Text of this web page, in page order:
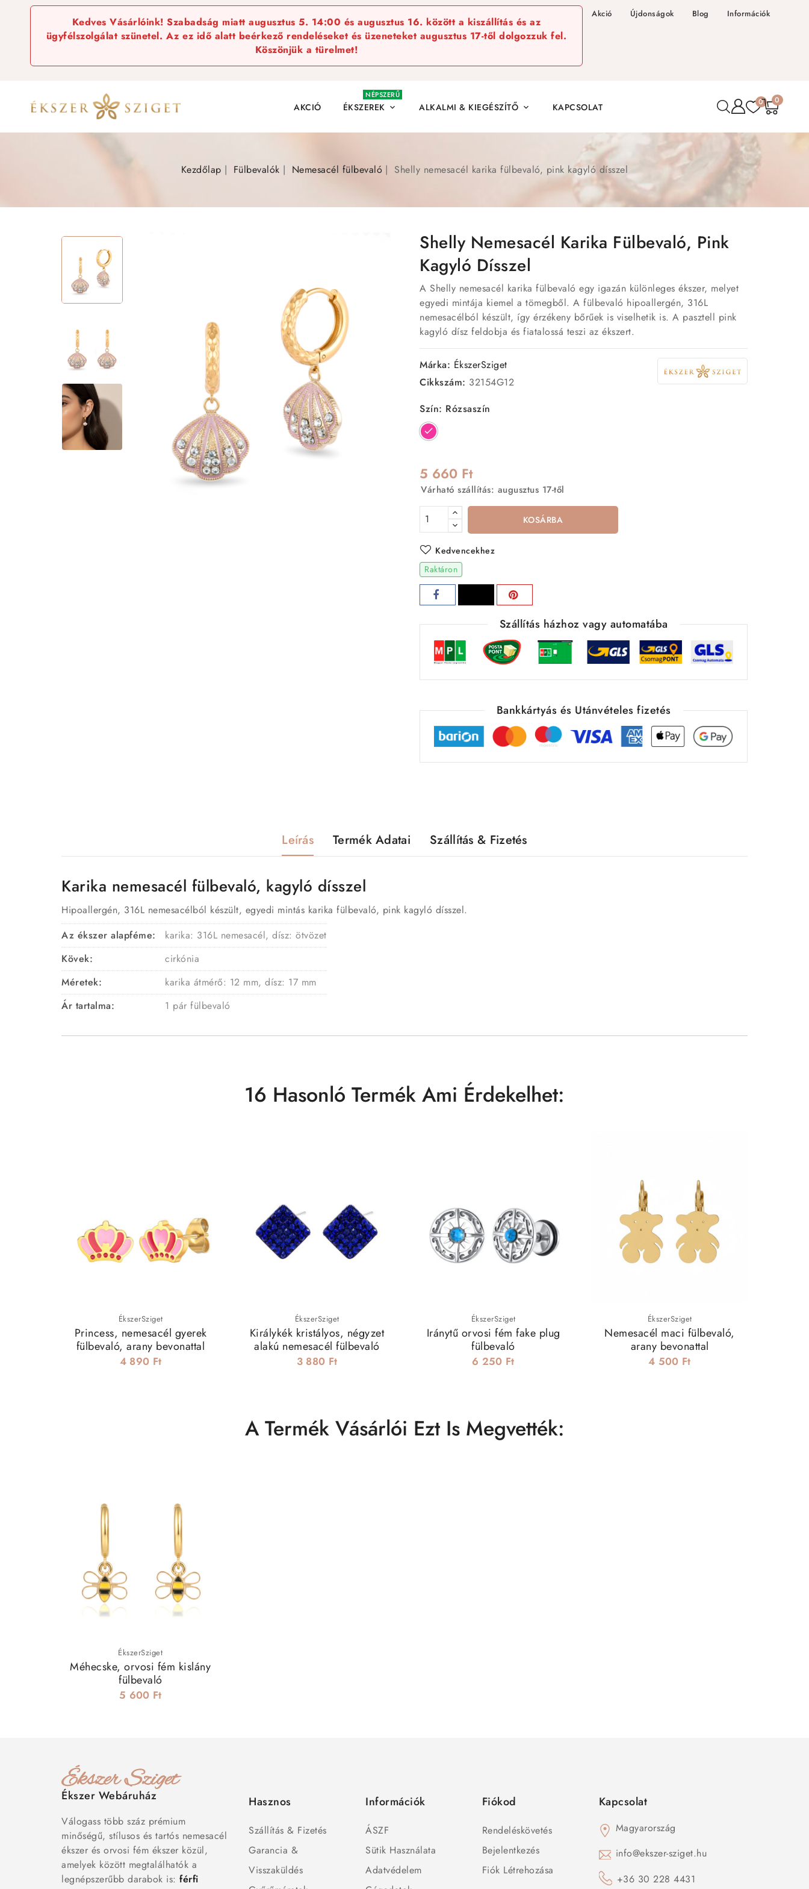
Kedves Vásárlóink! Szabadság miatt augusztus 5. 14:00 és augusztus 16. között a kiszállítás és az
ügyfélszolgálat szünetel. Az ez idő alatt beérkező rendeléseket és üzeneteket augusztus 17-től dolgozzuk fel.
Köszönjük a türelmet!
Akció Újdonságok Blog Információk
AKCIÓ ÉKSZEREK 
NÉPSZERŰ
ALKALMI & KIEGÉSZÍTŐ  KAPCSOLAT 0 0
Kezdőlap Fülbevalók Nemesacél fülbevaló Shelly nemesacél karika fülbevaló, pink kagyló dísszel
Shelly Nemesacél Karika Fülbevaló, Pink
Kagyló Dísszel
A Shelly nemesacél karika fülbevaló egy igazán különleges ékszer, melyet
egyedi mintája kiemel a tömegből. A fülbevaló hipoallergén, 316L
nemesacélból készült, így érzékeny bőrűek is viselhetik is. A pasztell pink
kagyló dísz feldobja és fiatalossá teszi az ékszert.
Márka: ÉkszerSziget
Cikkszám: 32154G12
Szín: Rózsaszín
Rózsaszín
5 660 Ft
Várható szállítás: augusztus 17-től
KOSÁRBA
Kedvencekhez
Raktáron
Szállítás házhoz vagy automatába
Bankkártyás és Utánvételes fizetés
Leírás Termék Adatai Szállítás & Fizetés
Karika nemesacél fülbevaló, kagyló dísszel
Hipoallergén, 316L nemesacélból készült, egyedi mintás karika fülbevaló, pink kagyló dísszel.
Az ékszer alapféme:
karika: 316L nemesacél, dísz: ötvözet
Kövek:
cirkónia
Méretek:
karika átmérő: 12 mm, dísz: 17 mm
Ár tartalma:
1 pár fülbevaló
16 Hasonló Termék Ami Érdekelhet:
ÉkszerSziget
Princess, nemesacél gyerek
fülbevaló, arany bevonattal
4 890 Ft
ÉkszerSziget
Királykék kristályos, négyzet
alakú nemesacél fülbevaló
3 880 Ft
ÉkszerSziget
Iránytű orvosi fém fake plug
fülbevaló
6 250 Ft
ÉkszerSziget
Nemesacél maci fülbevaló,
arany bevonattal
4 500 Ft
A Termék Vásárlói Ezt Is Megvették:
ÉkszerSziget
Méhecske, orvosi fém kislány
fülbevaló
5 600 Ft
Ékszer Webáruház
Válogass több száz prémium
minőségű, stílusos és tartós nemesacél
ékszer és orvosi fém ékszer közül,
amelyek között megtalálhatók a
legnépszerűbb darabok is: férfi
Hasznos
Szállítás & Fizetés
Garancia &
Visszaküldés
Információk
ÁSZF
Sütik Használata
Adatvédelem
Fiókod
Rendeléskövetés
Bejelentkezés
Fiók Létrehozása
Kapcsolat
Magyarország
info@ekszer-sziget.hu
+36 30 228 4431